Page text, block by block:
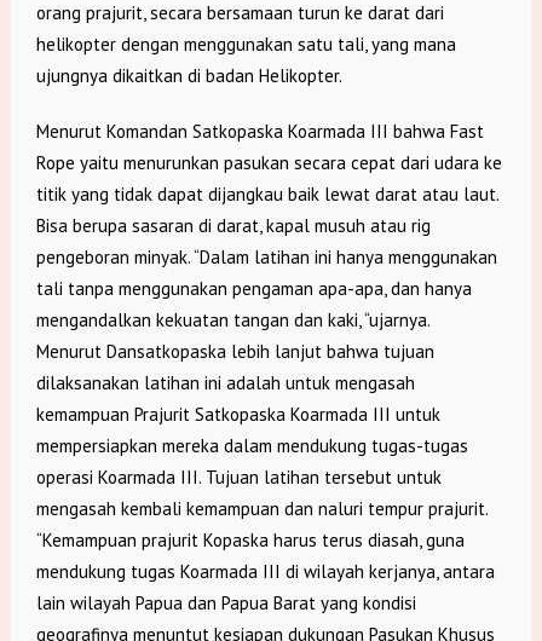
orang prajurit, secara bersamaan turun ke darat dari
helikopter dengan menggunakan satu tali, yang mana
ujungnya dikaitkan di badan Helikopter.
Menurut Komandan Satkopaska Koarmada III bahwa Fast
Rope yaitu menurunkan pasukan secara cepat dari udara ke
titik yang tidak dapat dijangkau baik lewat darat atau laut.
Bisa berupa sasaran di darat, kapal musuh atau rig
pengeboran minyak. “Dalam latihan ini hanya menggunakan
tali tanpa menggunakan pengaman apa-apa, dan hanya
mengandalkan kekuatan tangan dan kaki, “ujarnya.
Menurut Dansatkopaska lebih lanjut bahwa tujuan
dilaksanakan latihan ini adalah untuk mengasah
kemampuan Prajurit Satkopaska Koarmada III untuk
mempersiapkan mereka dalam mendukung tugas-tugas
operasi Koarmada III. Tujuan latihan tersebut untuk
mengasah kembali kemampuan dan naluri tempur prajurit.
“Kemampuan prajurit Kopaska harus terus diasah, guna
mendukung tugas Koarmada III di wilayah kerjanya, antara
lain wilayah Papua dan Papua Barat yang kondisi
geografinya menuntut kesiapan dukungan Pasukan Khusus